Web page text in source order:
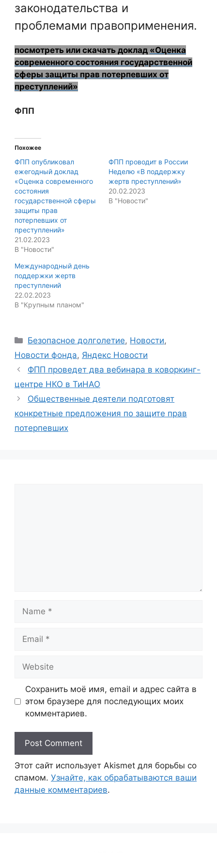
законодательства и
проблемами правоприменения.
посмотреть или скачать доклад «Оценка
современного состояния государственной
сферы защиты прав потерпевших от
преступлений»
ФПП
Похожее
ФПП опубликовал
ежегодный доклад
«Оценка современного
состояния
государственной сферы
защиты прав
потерпевших от
преступлений»
21.02.2023
В "Новости"
ФПП проводит в России
Неделю «В поддержку
жертв преступлений»
20.02.2023
В "Новости"
Международный день
поддержки жертв
преступлений
22.02.2023
В "Крупным планом"
Categories
Безопасное долголетие, Новости,
Новости фонда, Яндекс Новости
ФПП проведет два вебинара в коворкинг-
центре НКО в ТиНАО
Общественные деятели подготовят
конкретные предложения по защите прав
потерпевших
Сохранить моё имя, email и адрес сайта в
этом браузере для последующих моих
комментариев.
Этот сайт использует Akismet для борьбы со
спамом. Узнайте, как обрабатываются ваши
данные комментариев.